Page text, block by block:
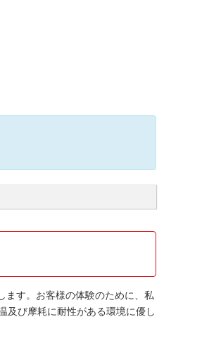
ます。お客様の体験のために、私
及び摩耗に耐性がある環境に優し